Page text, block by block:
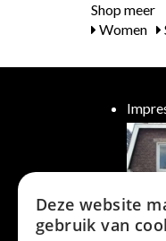
Shop meer
Women
Deze website
gebruik van